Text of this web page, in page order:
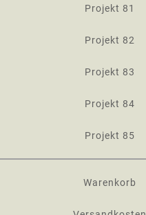
Projekt 81
Projekt 82
Projekt 83
Projekt 84
Projekt 85
Warenkorb